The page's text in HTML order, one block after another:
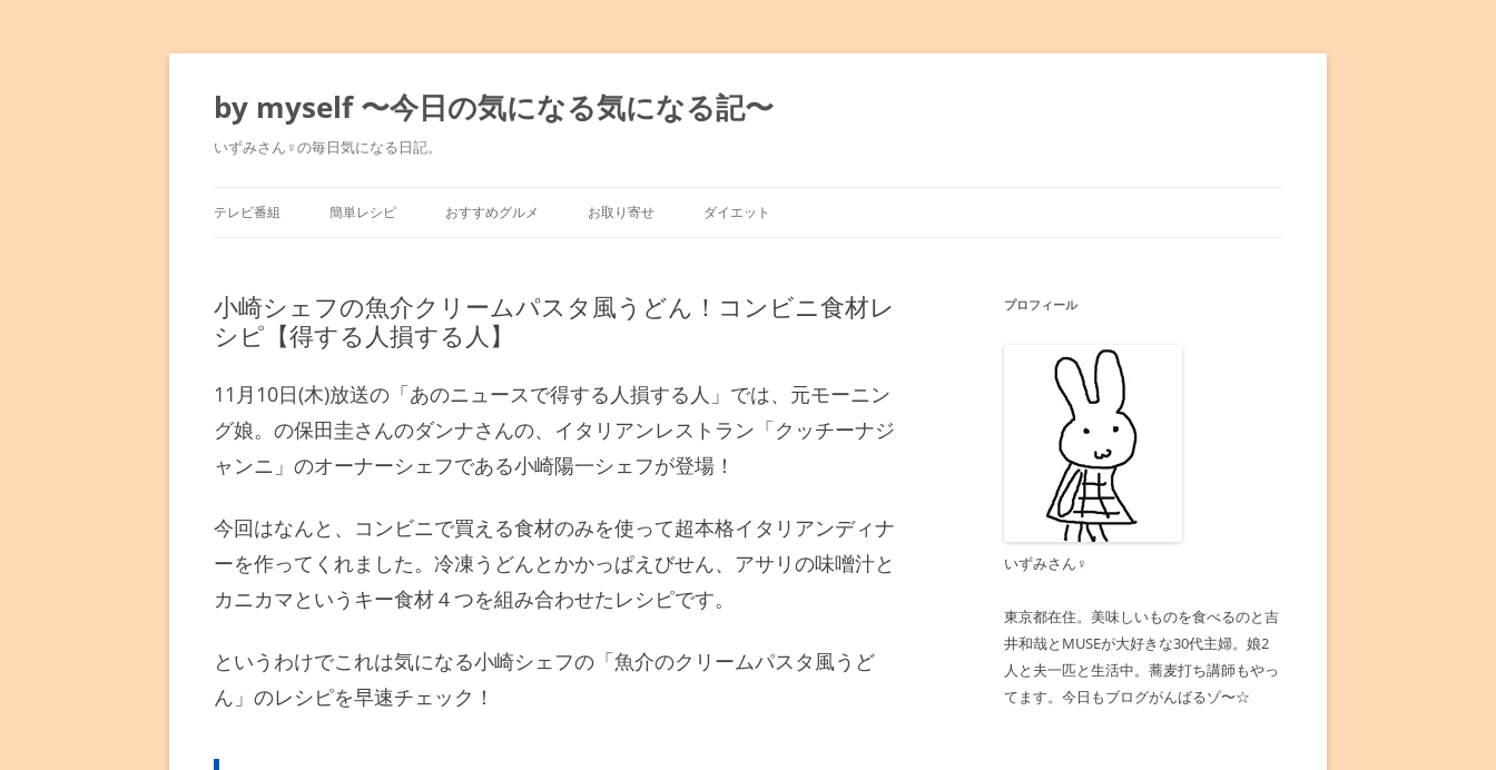
コ
テ
ン
ツ
ス
by myself 〜今日の気になる気になる記〜
いずみさん♀の毎日気になる日記。
テレビ番組
満天☆青空レストラン
人生最高レストラン
孤独のグルメ
簡単レシピ
水島流！弱火レシピ
平野レミレシピ
男子ごはん
おすすめグルメ
銀座～有楽町～新橋
表参道～渋谷～恵比寿
六本木～麻布十番
お取り寄せ ダイエット
小崎シェフの魚介クリームパスタ風うどん！コンビニ食材レ
シピ【得する人損する人】
11月10日(木)放送の「あのニュースで得する人損する人」では、元モーニン
グ娘。の保田圭さんのダンナさんの、イタリアンレストラン「クッチーナジ
ャンニ」のオーナーシェフである小崎陽一シェフが登場！
今回はなんと、コンビニで買える食材のみを使って超本格イタリアンディナ
ーを作ってくれました。冷凍うどんとかかっぱえびせん、アサリの味噌汁と
カニカマというキー食材４つを組み合わせたレシピです。
というわけでこれは気になる小崎シェフの「魚介のクリームパスタ風うど
ん」のレシピを早速チェック！
プロフィール
いずみさん♀
東京都在住。美味しいものを食べるのと吉
井和哉とMUSEが大好きな30代主婦。娘2
人と夫一匹と生活中。蕎麦打ち講師もやっ
てます。今日もブログがんばるゾ〜☆